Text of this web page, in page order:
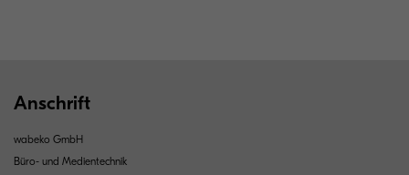
Anschrift
wabeko GmbH
Büro- und Medientechnik